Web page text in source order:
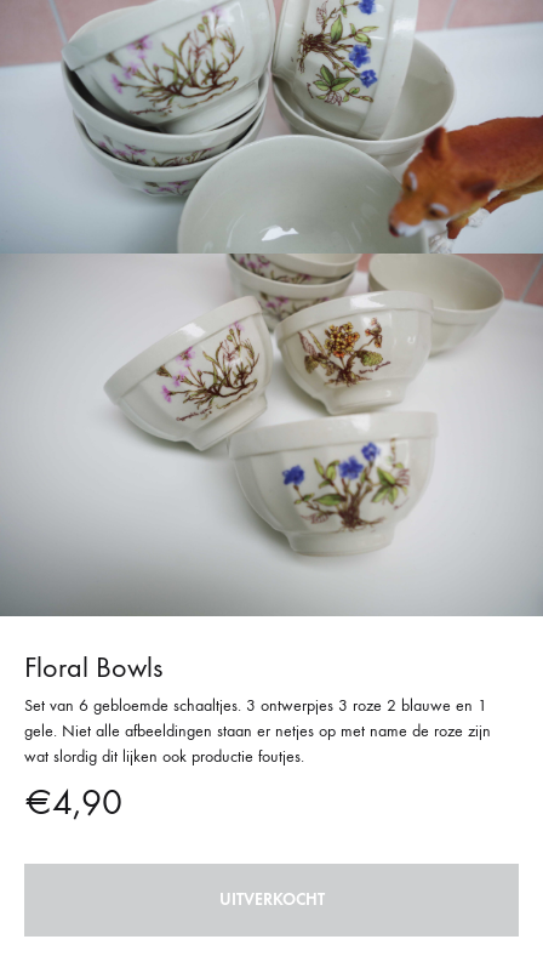
Floral Bowls
Set van 6 gebloemde schaaltjes. 3 ontwerpjes 3 roze 2 blauwe en 1
gele. Niet alle afbeeldingen staan er netjes op met name de roze zijn
wat slordig dit lijken ook productie foutjes.
€4,90
UITVERKOCHT